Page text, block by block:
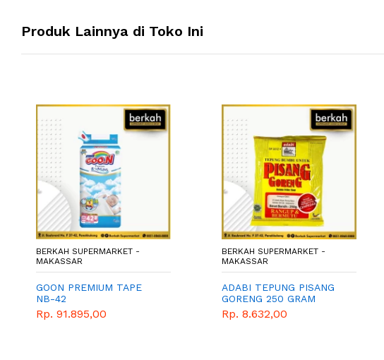
Produk Lainnya di Toko Ini
BERKAH SUPERMARKET -
MAKASSAR
GOON PREMIUM TAPE
NB-42
Rp. 91.895,00
BERKAH SUPERMARKET -
MAKASSAR
ADABI TEPUNG PISANG
GORENG 250 GRAM
Rp. 8.632,00